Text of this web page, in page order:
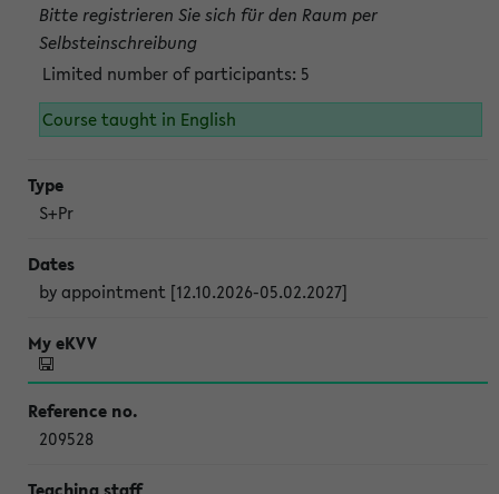
Bitte registrieren Sie sich für den Raum per
Selbsteinschreibung
Limited number of participants: 5
Course taught in English
S+Pr
by appointment [12.10.2026-05.02.2027]
209528